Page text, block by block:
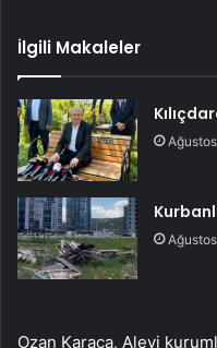
İlgili Makaleler
Ozan Karaca, Alevi